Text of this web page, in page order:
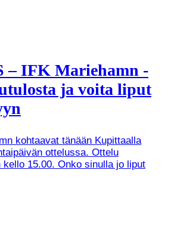
– IFK Mariehamn -
ja voita liput
kohtaavat tänään Kupittaalla
ottelussa. Ottelu
15.00. Onko sinulla jo liput